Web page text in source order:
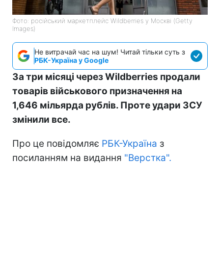
Фото: російський маркетплейс Wildberries у Москві (Getty
Images)
Не витрачай час на шум! Читай тільки суть з
РБК-Україна у Google
За три місяці через Wildberries продали
товарів військового призначення на
1,646 мільярда рублів. Проте удари ЗСУ
змінили все.
Про це повідомляє РБК-Україна з
посиланням на видання "Верстка".